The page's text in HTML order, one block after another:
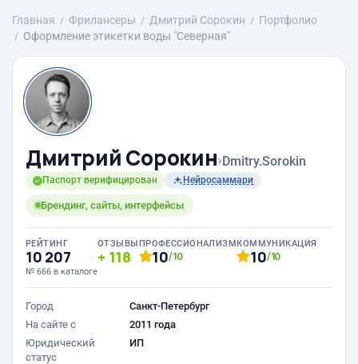
Главная Фрилансеры Дмитрий Сорокин
Портфолио
Оформление этикетки воды "Северная"
Дмитрий Сорокин›Dmitry.Sorokin
Паспорт верифицирован Нейросаммари
Брендинг, сайты, интерфейсы
РЕЙТИНГ
10 207
№ 666 в каталоге
ОТЗЫВЫ
118
ПРОФЕССИОНАЛИЗМ
10/10
КОММУНИКАЦИЯ
10/10
Город
Санкт-Петербург
На сайте с
2011 года
Юридический
статус
ИП